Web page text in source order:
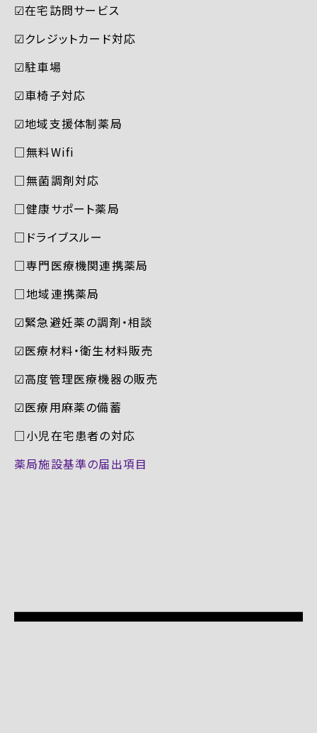
☑︎在宅訪問サービス
☑︎クレジットカード対応
☑︎駐車場
☑︎車椅子対応
☑︎地域支援体制薬局
□無料Wifi
□無菌調剤対応
□健康サポート薬局
□ドライブスルー
□専門医療機関連携薬局
□地域連携薬局
☑︎緊急避妊薬の調剤・相談
☑︎医療材料・衛生材料販売
☑︎高度管理医療機器の販売
☑︎医療用麻薬の備蓄
□小児在宅患者の対応
薬局施設基準の届出項目